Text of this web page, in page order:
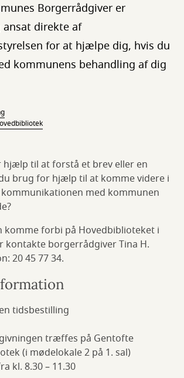
Borgerrådgiver er
direkte af
for at hjælpe dig, hvis du
kommunens behandling af dig
til at forstå et brev eller en
brug for hjælp til at komme videre i
med kommunen
komme forbi på Hovedbiblioteket i
borgerrådgiver Tina H.
20 45 77 34.
tidsbestilling
træffes på Gentofte
(i mødelokale 2 på 1. sal)
kl. 8.30 – 11.30